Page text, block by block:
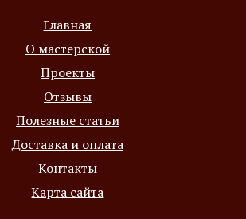
Главная
О мастерской
Проекты
Отзывы
Полезные статьи
Доставка и оплата
Контакты
Карта сайта